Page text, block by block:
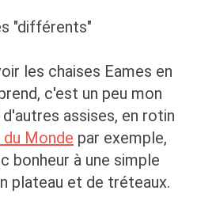
"différents"
les chaises Eames en
c'est un peu mon
assises, en rotin
Monde par exemple,
bonheur à une simple
plateau et de tréteaux.